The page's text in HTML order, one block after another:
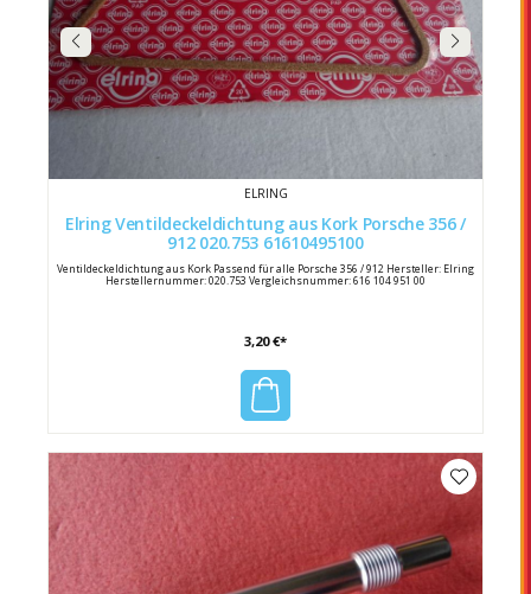
ELRING
Elring Ventildeckeldichtung aus Kork Porsche 356 /
912 020.753 61610495100
Ventildeckeldichtung aus Kork Passend für alle Porsche 356 / 912 Hersteller: Elring
Herstellernummer: 020.753 Vergleichsnummer: 616 104 951 00
3,20 €*